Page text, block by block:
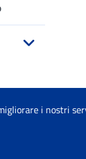
i nostri